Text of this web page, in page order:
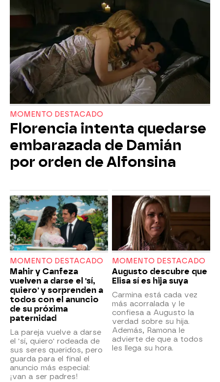
MOMENTO DESTACADO
Florencia intenta quedarse
embarazada de Damián
por orden de Alfonsina
MOMENTO DESTACADO
Mahir y Canfeza
vuelven a darse el 'sí,
quiero' y sorprenden a
todos con el anuncio
de su próxima
paternidad
La pareja vuelve a darse
el 'sí, quiero' rodeada de
sus seres queridos, pero
guarda para el final el
anuncio más especial:
¡van a ser padres!
MOMENTO DESTACADO
Augusto descubre que
Elisa sí es hija suya
Carmina está cada vez
más acorralada y le
confiesa a Augusto la
verdad sobre su hija.
Además, Ramona le
advierte de que a todos
les llega su hora.